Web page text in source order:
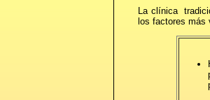
La clínica
los factores más